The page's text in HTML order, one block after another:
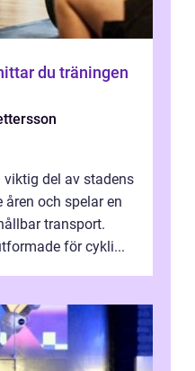
viktig del av stadens
och spelar en
transport.
för cykli...